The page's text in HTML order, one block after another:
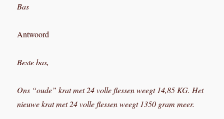
Bas
Antwoord
Beste bas,
Ons “oude” krat met 24 volle flessen weegt 14,85 KG. Het
nieuwe krat met 24 volle flessen weegt 1350 gram meer.